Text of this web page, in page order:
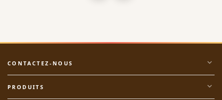
CONTACTEZ-NOUS expand_more
PRODUITS expand_more